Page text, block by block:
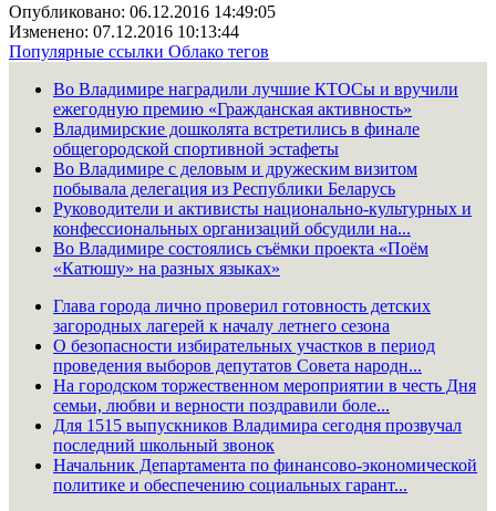
Опубликовано: 06.12.2016 14:49:05
Изменено: 07.12.2016 10:13:44
Популярные ссылки Облако тегов
Во Владимире наградили лучшие КТОСы и вручили
ежегодную премию «Гражданская активность»
Владимирские дошколята встретились в финале
общегородской спортивной эстафеты
Во Владимире с деловым и дружеским визитом
побывала делегация из Республики Беларусь
Руководители и активисты национально-культурных и
конфессиональных организаций обсудили на...
Во Владимире состоялись съёмки проекта «Поём
«Катюшу» на разных языках»
Глава города лично проверил готовность детских
загородных лагерей к началу летнего сезона
О безопасности избирательных участков в период
проведения выборов депутатов Совета народн...
На городском торжественном мероприятии в честь Дня
семьи, любви и верности поздравили боле...
Для 1515 выпускников Владимира сегодня прозвучал
последний школьный звонок
Начальник Департамента по финансово-экономической
политике и обеспечению социальных гарант...